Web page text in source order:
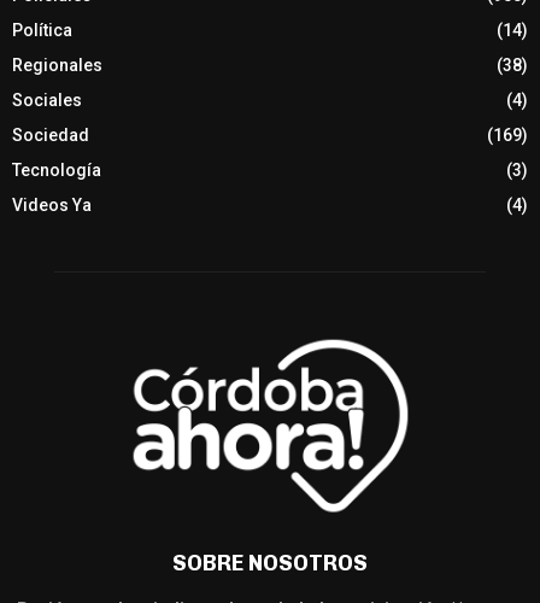
Política
(14)
Regionales
(38)
Sociales
(4)
Sociedad
(169)
Tecnología
(3)
Videos Ya
(4)
SOBRE NOSOTROS